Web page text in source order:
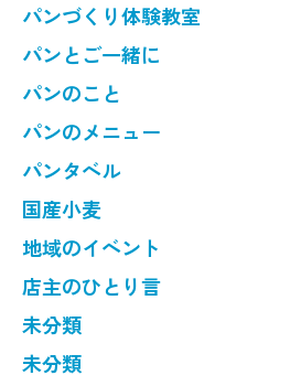
パンづくり体験教室
パンとご一緒に
パンのこと
パンのメニュー
パンタベル
国産小麦
地域のイベント
店主のひとり言
未分類
未分類